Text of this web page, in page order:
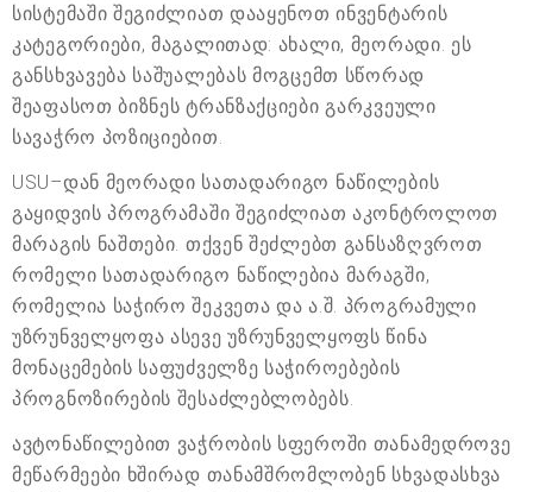
სისტემაში შეგიძლიათ დააყენოთ ინვენტარის
კატეგორიები, მაგალითად: ახალი, მეორადი. ეს
განსხვავება საშუალებას მოგცემთ სწორად
შეაფასოთ ბიზნეს ტრანზაქციები გარკვეული
სავაჭრო პოზიციებით.
USU–დან მეორადი სათადარიგო ნაწილების
გაყიდვის პროგრამაში შეგიძლიათ აკონტროლოთ
მარაგის ნაშთები. თქვენ შეძლებთ განსაზღვროთ
რომელი სათადარიგო ნაწილებია მარაგში,
რომელია საჭირო შეკვეთა და ა.შ. პროგრამული
უზრუნველყოფა ასევე უზრუნველყოფს წინა
მონაცემების საფუძველზე საჭიროებების
პროგნოზირების შესაძლებლობებს.
ავტონაწილებით ვაჭრობის სფეროში თანამედროვე
მეწარმეები ხშირად თანამშრომლობენ სხვადასხვა